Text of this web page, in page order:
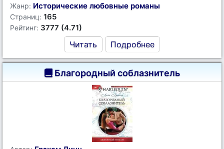
Жанр: Исторические любовные романы
Страниц: 165
Рейтинг: 3777 (4.71)
Читать Подробнее
Благородный соблазнитель